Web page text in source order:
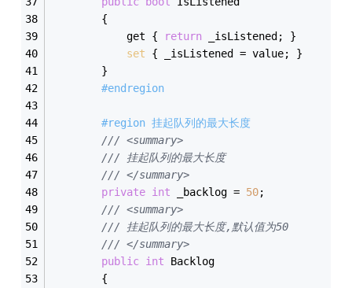
        {
            get {
return _isListened; }
set { _isListened = value; }
        }
#endregion
#region 挂起队列的最大长度
/// <summary>
/// 挂起队列的最大长度
/// </summary>
private int _backlog = 50;
/// <summary>
/// 挂起队列的最大长度,默认值为50
/// </summary>
public int Backlog
        {